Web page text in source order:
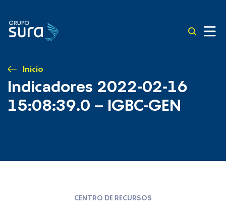
Inicio
Indicadores 2022-02-16
15:08:39.0 – IGBC-GEN
CENTRO DE RECURSOS